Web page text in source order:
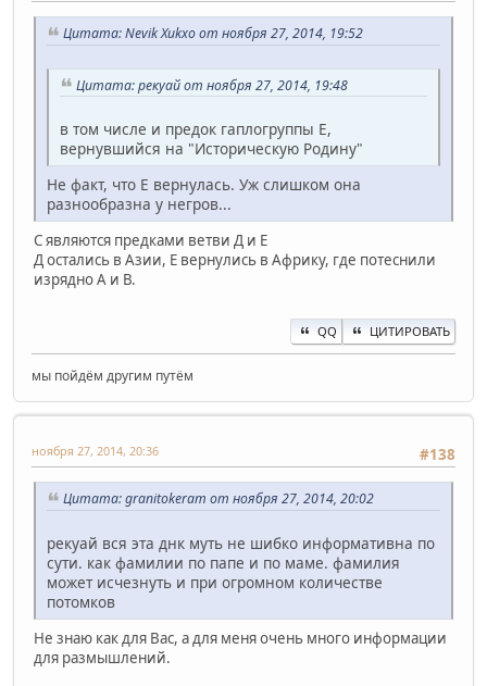
Цитата: Nevik Xukxo от ноября 27, 2014, 19:52
Цитата: рекуай от ноября 27, 2014, 19:48
в том числе и предок гаплогруппы Е,
вернувшийся на "Историческую Родину"
Не факт, что E вернулась. Уж слишком она
разнообразна у негров...
С являются предками ветви Д и Е
Д остались в Азии, Е вернулись в Африку, где потеснили
изрядно А и В.
QQ ЦИТИРОВАТЬ
мы пойдём другим путём
#138
ноября 27, 2014, 20:36
Цитата: granitokeram от ноября 27, 2014, 20:02
рекуай вся эта днк муть не шибко информативна по
сути. как фамилии по папе и по маме. фамилия
может исчезнуть и при огромном количестве
потомков
Не знаю как для Вас, а для меня очень много информации
для размышлений.